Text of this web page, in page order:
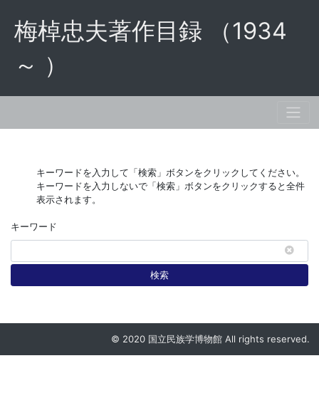
梅棹忠夫著作目録 （1934
～ ）
キーワードを入力して「検索」ボタンをクリックしてください。
キーワードを入力しないで「検索」ボタンをクリックすると全件
表示されます。
キーワード
検索
© 2020 国立民族学博物館 All rights reserved.